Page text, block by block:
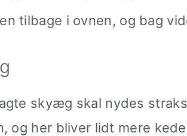
tilbage i ovnen, og bag
skyæg skal nydes
og her bliver lidt mere